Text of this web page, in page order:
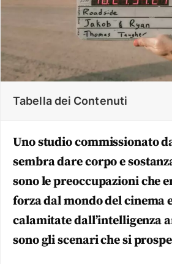
Tabella dei Contenuti
Uno studio commissionato
sembra dare corpo e
sono le preoccupazioni che
forza dal mondo del cinema
calamitate dall’intelligenza
sono gli scenari che si